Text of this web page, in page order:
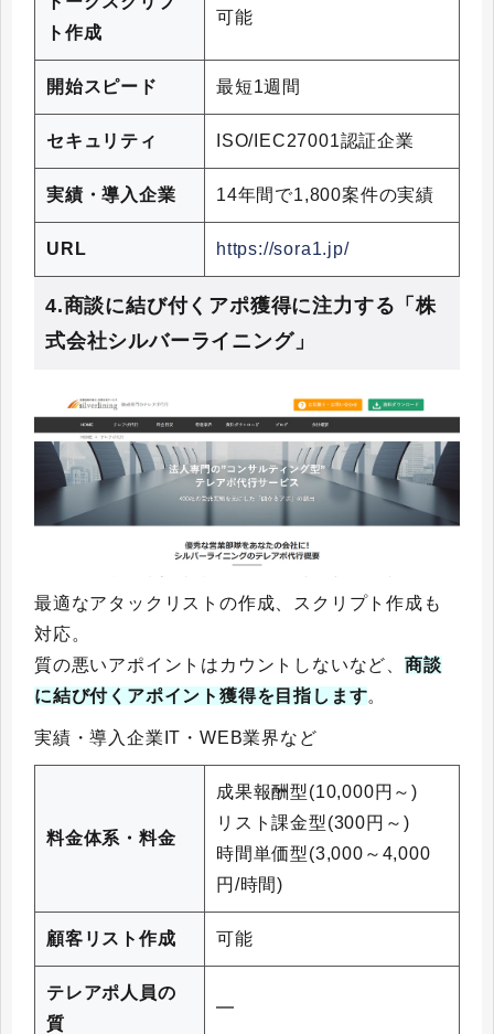
ト作成
可能
開始スピード 最短1週間
セキュリティ ISO/IEC27001認証企業
実績・導入企業 14年間で1,800案件の実績
URL https://sora1.jp/
4.商談に結び付くアポ獲得に注力する「株
式会社シルバーライニング」
最適なアタックリストの作成、スクリプト作成も
対応。
質の悪いアポイントはカウントしないなど、 商談
に結び付くアポイント獲得を目指します。
実績・導入企業IT・WEB業界など
料金体系・料金
成果報酬型(10,000円～)
リスト課金型(300円～)
時間単価型(3,000～4,000
円/時間)
顧客リスト作成 可能
テレアポ人員の
質
━